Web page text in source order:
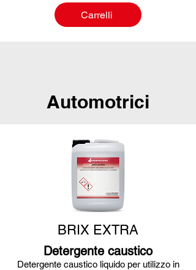
Carrelli
Automotrici
BRIX EXTRA
Detergente caustico
Detergente caustico liquido per utilizzo in